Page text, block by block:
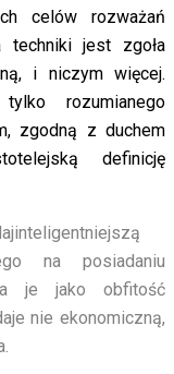
celów rozważań
techniki jest zgoła
i niczym więcej.
rozumianego
zgodną z duchem
definicję
na posiadaniu
je jako obfitość
nie ekonomiczną,